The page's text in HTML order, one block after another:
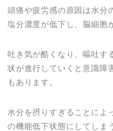
頭痛や疲労感の原因は水分
塩分濃度が低下し、脳細胞
吐き気が酷くなり、嘔吐す
状が進行していくと意識障
もあります。
水分を摂りすぎることによ
の機能低下状態にしてしま